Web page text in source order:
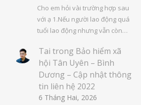
Cho em hỏi vài trường hợp sau
với ạ 1.Nếu người lao động quá
tuổi lao động nhưng vẫn còn…
Tai trong Bảo hiểm xã
hội Tân Uyên – Bình
Dương – Cập nhật thông
tin liên hệ 2022
6 Tháng Hai, 2026